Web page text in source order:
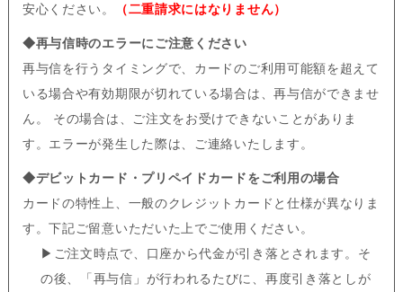
安心ください。
（二重請求にはなりません）
◆再与信時のエラーにご注意ください
再与信を行うタイミングで、カードのご利用可能額を超えて
いる場合や有効期限が切れている場合は、再与信ができませ
ん。 その場合は、ご注文をお受けできないことがありま
す。エラーが発生した際は、ご連絡いたします。
◆デビットカード・プリペイドカードをご利用の場合
カードの特性上、一般のクレジットカードと仕様が異なりま
す。下記ご留意いただいた上でご使用ください。
▶ ご注文時点で、口座から代金が引き落とされます。そ
の後、「再与信」が行われるたびに、再度引き落としが